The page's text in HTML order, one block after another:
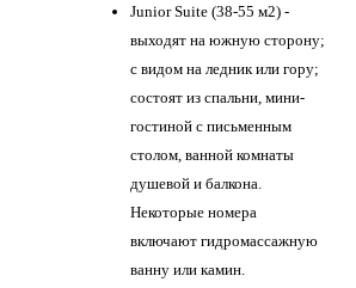
Junior Suite (38-55 м2) -
выходят на южную сторону;
с видом на ледник или гору;
состоят из спальни, мини-
гостиной с письменным
столом, ванной комнаты
душевой и балкона.
Некоторые номера
включают гидромассажную
ванну или камин.